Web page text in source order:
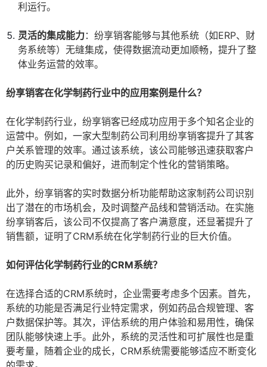
利运行。
灵活的集成能力：纷享销客能够与其他系统（如ERP、财
务系统等）无缝集成，使得数据流动更加顺畅，提升了整
体业务运营的效率。
纷享销客在化学制药行业中的应用案例是什么？
在化学制药行业，纷享销客已经成功应用于多个知名企业的
运营中。例如，一家大型制药公司利用纷享销客提升了其客
户关系管理的效率。通过该系统，该公司能够迅速获取客户
的历史购买记录和偏好，进而制定个性化的营销策略。
此外，纷享销客的实时数据分析功能帮助这家制药公司识别
出了潜在的市场机会，及时调整产品线和营销活动。在实施
纷享销客后，该公司不仅提高了客户满意度，还显著提升了
销售额，证明了CRM系统在化学制药行业的巨大价值。
如何评估化学制药行业的CRM系统？
在选择合适的CRM系统时，企业需要考虑多个因素。首先，
系统的功能是否满足行业特定需求，例如药品合规管理、客
户数据保护等。其次，评估系统的用户体验和易用性，确保
团队能够快速上手。此外，系统的灵活性和可扩展性也是重
要考量，随着企业的成长，CRM系统需要能够适应不断变化